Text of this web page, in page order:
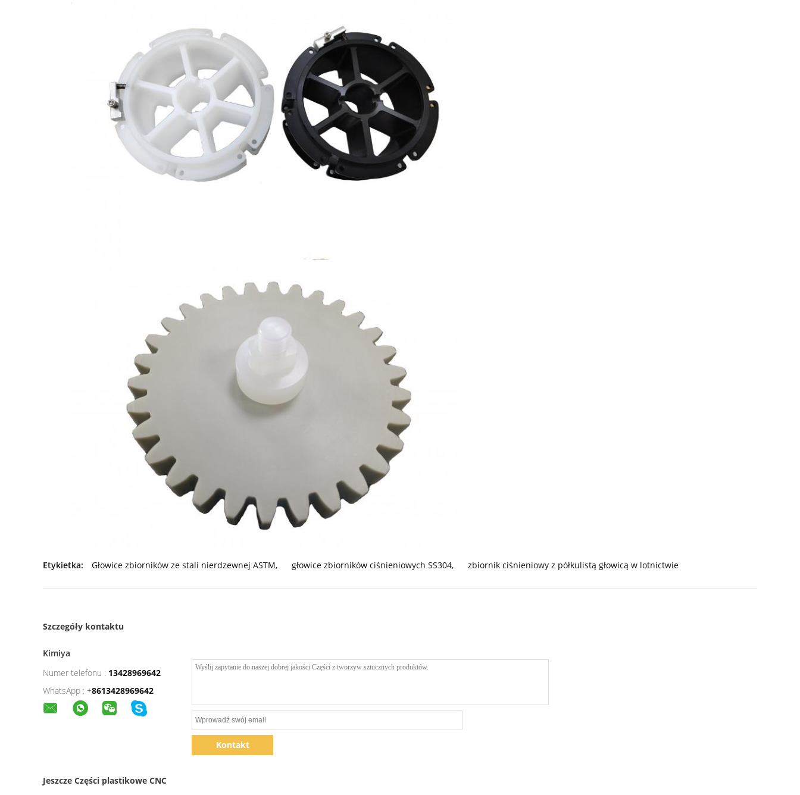
Etykietka: Głowice zbiorników ze stali nierdzewnej ASTM, głowice zbiorników ciśnieniowych SS304, zbiornik ciśnieniowy z półkulistą głowicą w lotnictwie
Szczegóły kontaktu
Kimiya
Numer telefonu : 13428969642
WhatsApp : +8613428969642
Kontakt
Jeszcze Części plastikowe CNC